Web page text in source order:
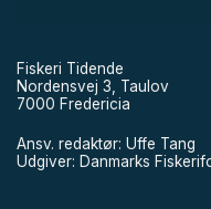
Fiskeri Tidende
Nordensvej 3, Taulov
7000 Fredericia
Ansv. redaktør: Uffe Tang
Udgiver: Danmarks